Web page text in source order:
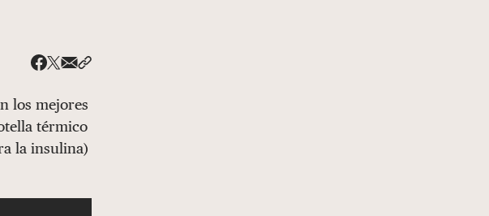
los mejores
térmico
la insulina)